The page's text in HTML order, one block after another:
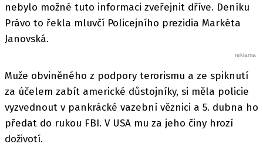
nebylo možné tuto informaci zveřejnit dříve. Deníku
Právo to řekla mluvčí Policejního prezidia Markéta
Janovská.
Muže obviněného z podpory terorismu a ze spiknutí
za účelem zabít americké důstojníky, si měla policie
vyzvednout v pankrácké vazební věznici a 5. dubna ho
předat do rukou FBI. V USA mu za jeho činy hrozí
doživotí.